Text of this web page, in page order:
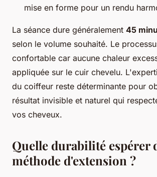
mise en forme pour un rendu
La séance dure généralement 45
selon le volume souhaité. Le
confortable car aucune chaleur
appliquée sur le cuir chevelu.
du coiffeur reste déterminante pour
résultat invisible et naturel qui
vos cheveux.
Quelle durabilité espérer
méthode d'extension ?